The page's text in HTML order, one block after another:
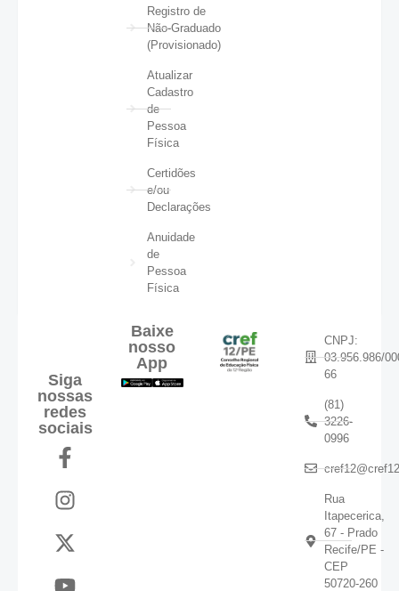
Registro de
Não-Graduado
(Provisionado)
Atualizar
Cadastro
de
Pessoa
Física
Certidões
e/ou
Declarações
Anuidade
de
Pessoa
Física
Siga
nossas
redes
sociais
Baixe
nosso
App
CNPJ:
03.956.986/
66
(81)
3226-
0996
Rua
Itapecerica,
67 - Prado
Recife/PE -
CEP
50720-260